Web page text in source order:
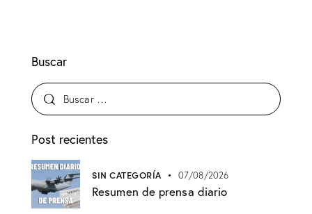
Buscar
Post recientes
SIN CATEGORÍA 07/08/2026
Resumen de prensa diario